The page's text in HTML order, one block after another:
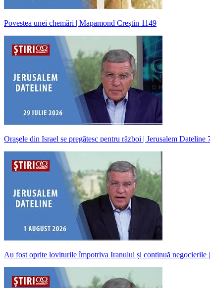
Povestea unei chemări | Mapamond Creștin 1149
Orașele din Israel se pregătesc pentru război | Jerusalem Dateline
Au fost oprite loviturile împotriva Iranului și continuă negocierile